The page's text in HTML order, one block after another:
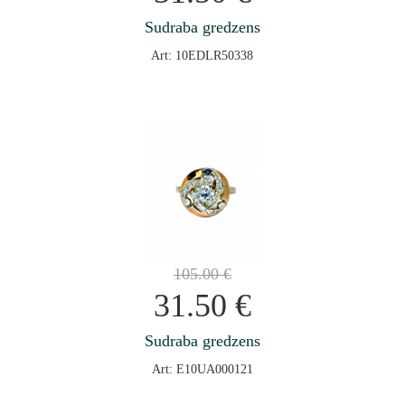
Sudraba gredzens
Art: 10EDLR50338
105.00€
31.50 €
Sudraba gredzens
Art: E10UA000121